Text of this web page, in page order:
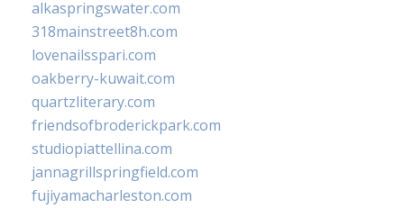
alkaspringswater.com
318mainstreet8h.com
lovenailsspari.com
oakberry-kuwait.com
quartzliterary.com
friendsofbroderickpark.com
studiopiattellina.com
jannagrillspringfield.com
fujiyamacharleston.com